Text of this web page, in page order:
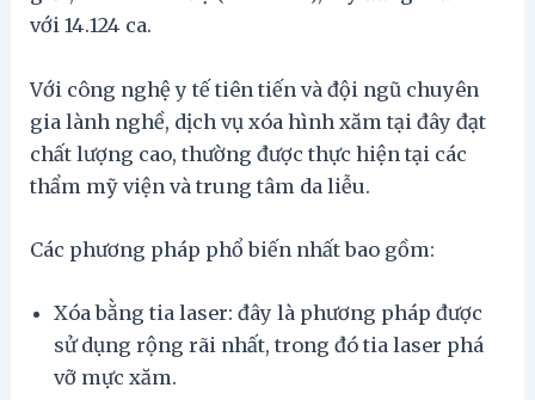
với 14.124 ca.
Với công nghệ y tế tiên tiến và đội ngũ chuyên
gia lành nghề, dịch vụ xóa hình xăm tại đây đạt
chất lượng cao, thường được thực hiện tại các
thẩm mỹ viện và trung tâm da liễu.
Các phương pháp phổ biến nhất bao gồm:
Xóa bằng tia laser: đây là phương pháp được
sử dụng rộng rãi nhất, trong đó tia laser phá
vỡ mực xăm.